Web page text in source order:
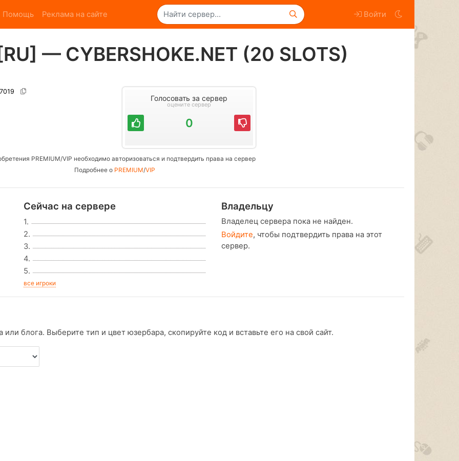
Помощь Реклама на сайте Войти
— CYBERSHOKE.NET (20 SLOTS)
Голосовать за сервер
оцените сервер
0
PREMIUM/VIP необходимо авторизоваться и подтвердить права на сервер
Подробнее о PREMIUM/VIP
Сейчас на сервере
1.
2.
3.
4.
5.
все игроки
Владельцу
Владелец сервера пока не найден.
Войдите, чтобы подтвердить права на этот
сервер.
блога. Выберите тип и цвет юзербара, скопируйте код и вставьте его на свой сайт.